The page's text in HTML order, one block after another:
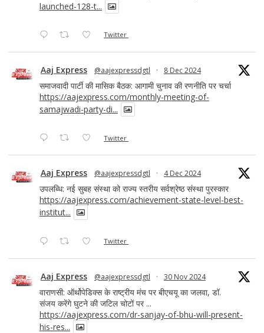
launched-128-t...
Twitter
Aaj Express @aajexpressdgtl · 8 Dec 2024
समाजवादी पार्टी की मासिक बैठक: आगामी चुनाव की रणनीति पर चर्चा
https://aajexpress.com/monthly-meeting-of-
samajwadi-party-di...
Twitter
Aaj Express @aajexpressdgtl · 4 Dec 2024
उपलब्धि: नई सुबह संस्था को राज्य स्तरीय सर्वश्रेष्ठ संस्था पुरस्कार
https://aajexpress.com/achievement-state-level-best-
institut...
Twitter
Aaj Express @aajexpressdgtl · 30 Nov 2024
वाराणसी: ऑर्थोपेडिक्स के राष्ट्रीय मंच पर बीएचयू का जलवा, डॉ.
संजय करेंगे घुटने की जटिल चोटों पर ...
https://aajexpress.com/dr-sanjay-of-bhu-will-present-
his-res...